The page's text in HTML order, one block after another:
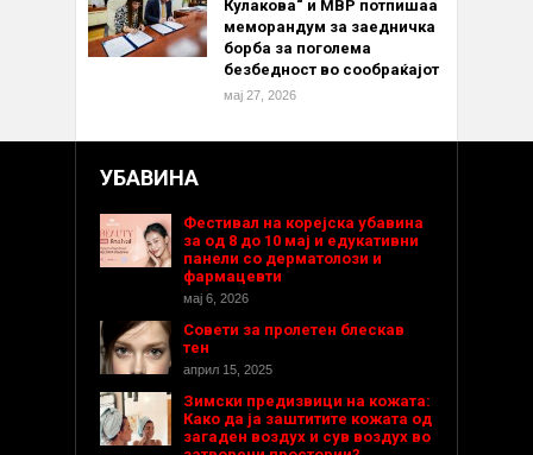
Кулакова“ и МВР потпишаа
меморандум за заедничка
борба за поголема
безбедност во сообраќајот
мај 27, 2026
УБАВИНА
Фестивал на корејска убавина
за од 8 до 10 мај и едукативни
панели со дерматолози и
фармацевти
мај 6, 2026
Совети за пролетен блескав
тен
април 15, 2025
Зимски предизвици на кожата:
Како да ја заштитите кожата од
загаден воздух и сув воздух во